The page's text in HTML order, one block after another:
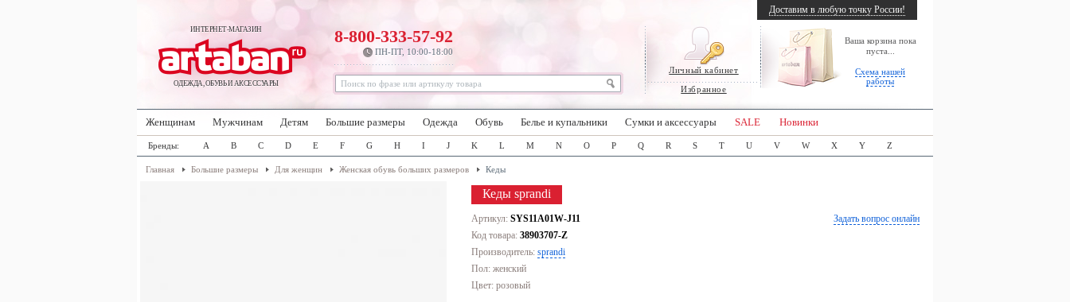
ИНТЕРНЕТ-МАГАЗИН
ОДЕЖДА, ОБУВЬ И АКСЕССУАРЫ
Личный кабинет
Избранное
Ваша корзина пока
пуста...
Схема нашей
работы
8-800-333-57-92
ПН-ПТ, 10:00-18:00
Доставим в любую точку России!
Женщинам Мужчинам Детям Большие размеры Одежда Обувь Белье и купальники Сумки и аксессуары SALE Новинки
Бренды: A B C D E F G H I J K L M N O P Q R S T U V W X Y Z
Главная Большие размеры Для женщин Женская обувь больших размеров Кеды
Кеды sprandi
Задать вопрос онлайн
Артикул: SYS11A01W-J11
Код товара: 38903707-Z
Производитель: sprandi
Пол: женский
Цвет: розовый